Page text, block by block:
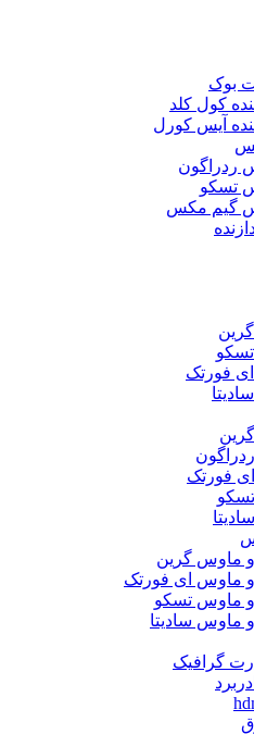
بوک
کول کلد
آیس کورل
ردراگون
تسکو
گیم مکس
فورتک
ای فورتک
و ماوس گرین
و ماوس ای فورتک
و ماوس تسکو
ماوس سادیتا
گرافیک